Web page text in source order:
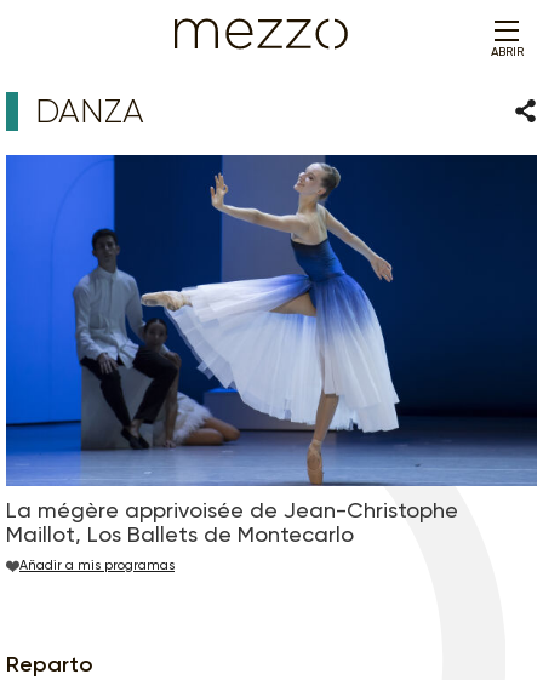
ABRIR
DANZA
La mégère apprivoisée de Jean-Christophe
Maillot, Los Ballets de Montecarlo
Añadir a mis programas
Reparto